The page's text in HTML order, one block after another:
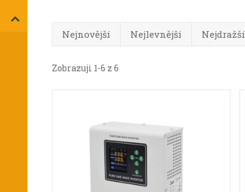
Nejnovější Nejlevnější Nejdražší
Zobrazuji 1-6 z 6